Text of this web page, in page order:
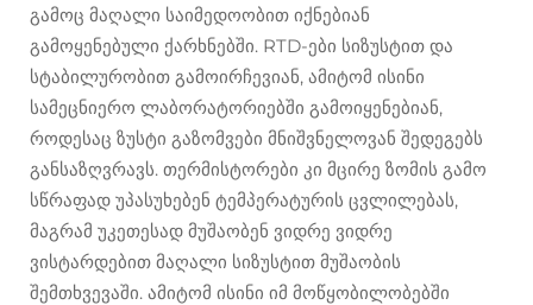
გამოც მაღალი საიმედოობით იქნებიან
გამოყენებული ქარხნებში. RTD-ები სიზუსტით და
სტაბილურობით გამოირჩევიან, ამიტომ ისინი
სამეცნიერო ლაბორატორიებში გამოიყენებიან,
როდესაც ზუსტი გაზომვები მნიშვნელოვან შედეგებს
განსაზღვრავს. თერმისტორები კი მცირე ზომის გამო
სწრაფად უპასუხებენ ტემპერატურის ცვლილებას,
მაგრამ უკეთესად მუშაობენ ვიდრე ვიდრე
ვისტარდებით მაღალი სიზუსტით მუშაობის
შემთხვევაში. ამიტომ ისინი იმ მოწყობილობებში